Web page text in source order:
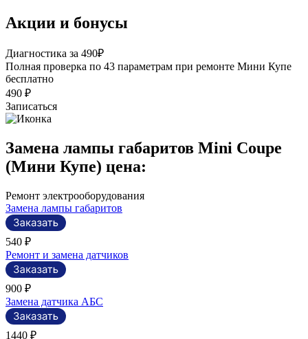
Акции и бонусы
Диагностика за 490₽
Полная проверка по 43 параметрам при ремонте Мини Купе
бесплатно
490 ₽
Записаться
Замена лампы габаритов Mini Coupe
(Мини Купе) цена:
Ремонт электрооборудования
Замена лампы габаритов
540 ₽
Ремонт и замена датчиков
900 ₽
Замена датчика АБС
1440 ₽